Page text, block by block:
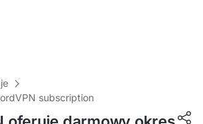
subscription